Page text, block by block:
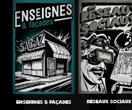
ENSEIGNES & FAÇADES RÉSEAUX SOCIAUX